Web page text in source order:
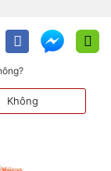
Không